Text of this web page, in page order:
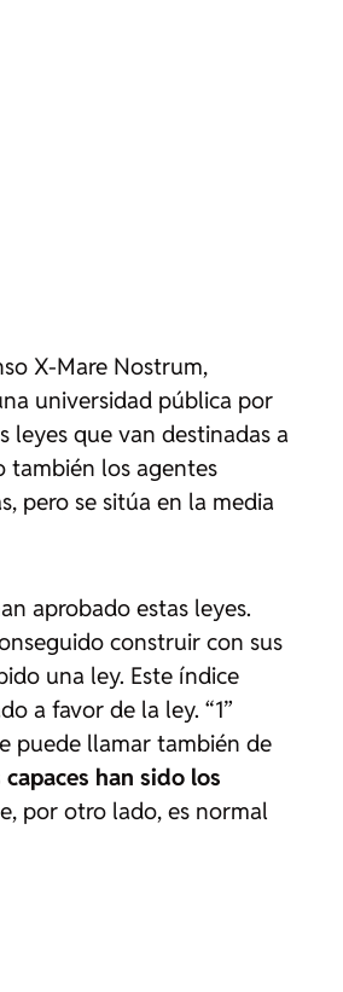
X-Mare Nostrum,
universidad pública por
leyes que van destinadas a
también los agentes
pero se sitúa en la media
aprobado estas leyes.
construir con sus
una ley. Este índice
a favor de la ley. “1”
puede llamar también de
han sido los
por otro lado, es normal